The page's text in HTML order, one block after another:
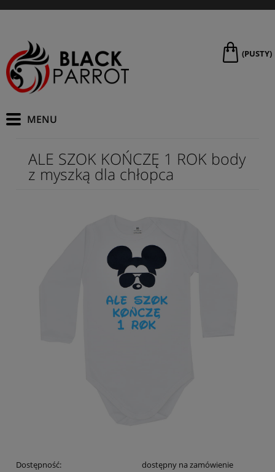
(PUSTY)
ALE SZOK KOŃCZĘ 1 ROK body
z myszką dla chłopca
Dostępność:
dostępny na zamówienie